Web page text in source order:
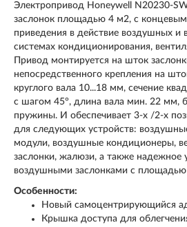
Электропривод Honeywell N20230-
заслонок площадью 4 м2, с
приведения в действие воздушных и
системах кондиционирования,
Привод монтируется на шток
непосредственного крепления на
круглого вала 10...18 мм, сечение
с шагом 45°, длина вала мин. 22 мм,
пружины. И обеспечивает 3-х /2-х
для следующих устройств:
модули, воздушные кондиционеры,
заслонки, жалюзи, а также надежное
воздушными заслонками с
Особенности:
Новый самоцентрирующийся
Крышка доступа для